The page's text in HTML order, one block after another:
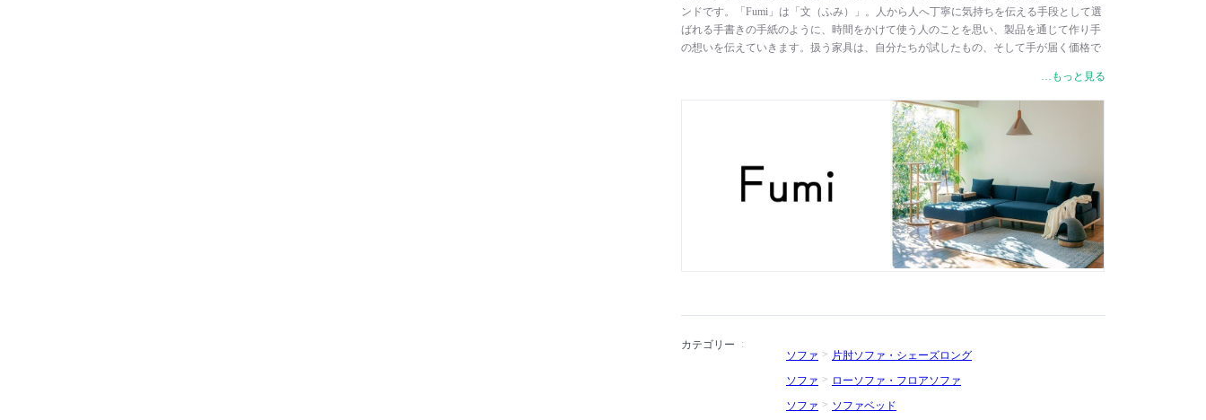
ンドです。「Fumi」は「文（ふみ）」。人から人へ丁寧に気持ちを伝える手段として選
ばれる手書きの手紙のように、時間をかけて使う人のことを思い、製品を通じて作り手
の想いを伝えていきます。扱う家具は、自分たちが試したもの、そして手が届く価格で
ソファや、大切なペットとの境界のない暮らしができる家具など、心地よく使用でき、
家族の一員となるようなインテリアを提案しています。
…もっと見る
カテゴリー
ソファ
片肘ソファ・シェーズロング
ソファ
ローソファ・フロアソファ
ソファ
ソファベッド